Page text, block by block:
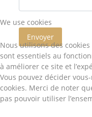
Système Captcha
Envoyer
We use cookies
Nous utilisons des
sont essentiels au
à améliorer ce site et
Vous pouvez décider
cookies. Merci de noter
pas pouvoir utiliser